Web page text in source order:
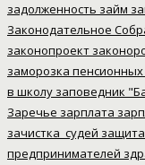
задолженность займ
Законодательное
законопроект
заморозка
в школу заповедник
Заречье зарплата
зачистка_судей
предпринимателей